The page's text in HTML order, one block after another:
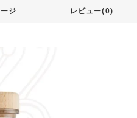
ジ レビュー(0)